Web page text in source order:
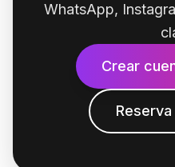
WhatsApp,
Crear